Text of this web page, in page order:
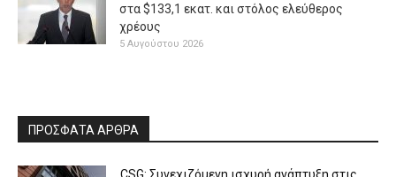
στα $133,1 εκατ. και στόλος ελεύθερος
χρέους
5 Αυγούστου 2026
ΠΡΟΣΦΑΤΑ ΑΡΘΡΑ
CSG: Συνεχιζόμενη ισχυρή ανάπτυξη στις